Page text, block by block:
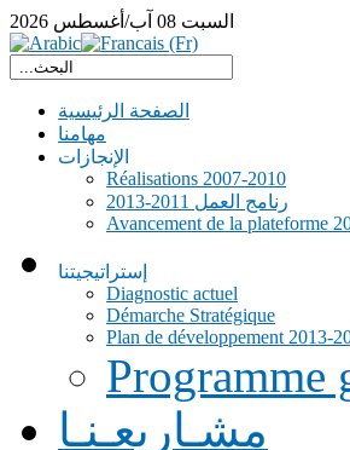
السبت 08 آب/أغسطس 2026
الصفحة الرئيسية
مهامنا
الإنجازات
Réalisations 2007-2010
رنامج العمل 2011-2013
Avancement de la plateforme
إستراتيجيتنا
Diagnostic actuel
Démarche Stratégique
Plan de développement 2013-
Programme
مشـاريعـنـا